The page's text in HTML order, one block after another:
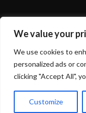
We value your
We use cookies to
personalized ads or
clicking "Accept All",
Customize